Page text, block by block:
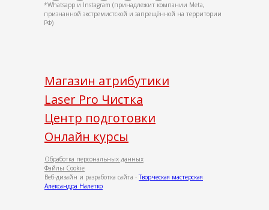
Магазин атрибутики
Laser Pro Чистка
Центр подготовки
Онлайн курсы
Обработка персональных данных
Файлы Cookie
Веб-дизайн и разработка сайта -Творческая мастерская
Александра Налетко
*Whatsapp и Instagram (принадлежит компании Meta,
признанной экстремистской и запрещённой на территории
РФ)